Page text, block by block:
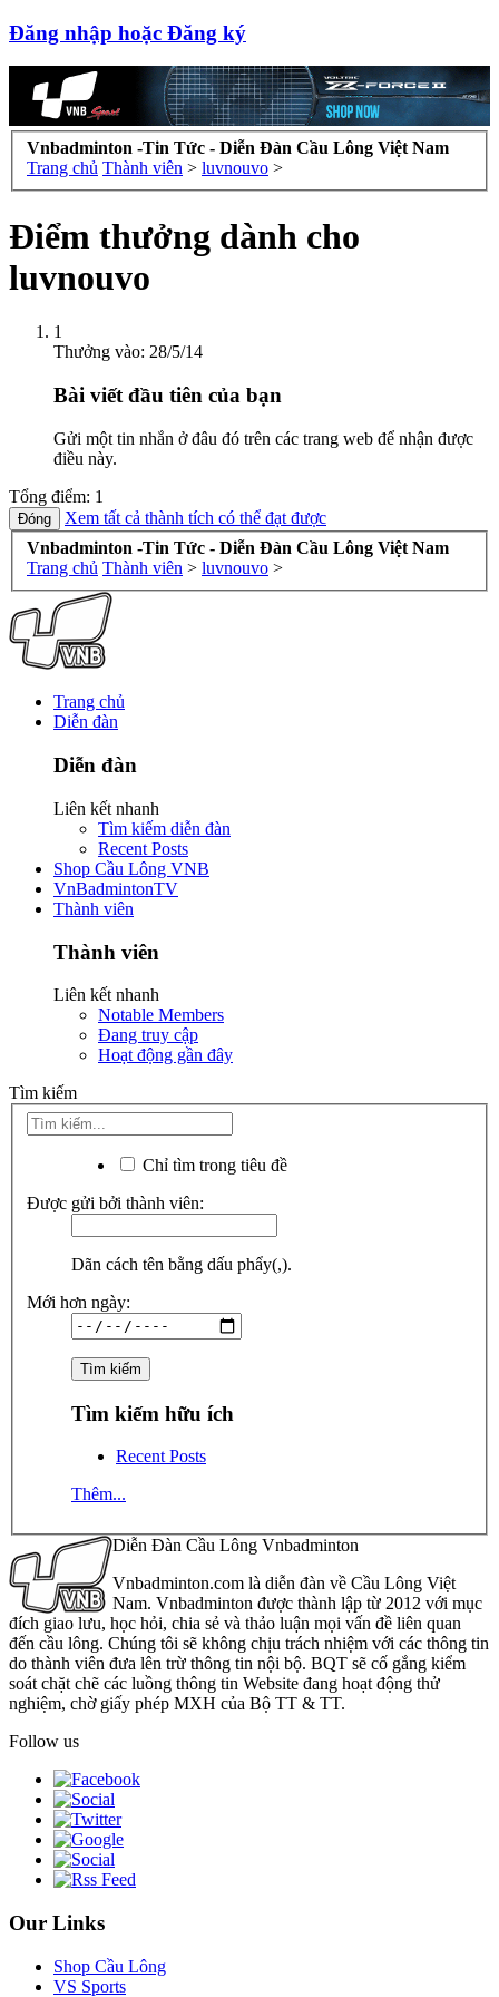
Đăng nhập hoặc Đăng ký
Vnbadminton -Tin Tức - Diễn Đàn Cầu Lông Việt Nam
Trang chủ Thành viên > luvnouvo >
Điểm thưởng dành cho
luvnouvo
1
Thưởng vào: 28/5/14
Bài viết đầu tiên của bạn
Gửi một tin nhắn ở đâu đó trên các trang web để nhận được
điều này.
Tổng điểm: 1
Xem tất cả thành tích có thể đạt được
Vnbadminton -Tin Tức - Diễn Đàn Cầu Lông Việt Nam
Trang chủ Thành viên > luvnouvo >
Trang chủ
Diễn đàn
Diễn đàn
Liên kết nhanh
Tìm kiếm diễn đàn
Recent Posts
Shop Cầu Lông VNB
VnBadmintonTV
Thành viên
Thành viên
Liên kết nhanh
Notable Members
Đang truy cập
Hoạt động gần đây
Tìm kiếm
Chỉ tìm trong tiêu đề
Được gửi bởi thành viên:
Dãn cách tên bằng dấu phẩy(,).
Mới hơn ngày:
Tìm kiếm hữu ích
Recent Posts
Thêm...
Diễn Đàn Cầu Lông Vnbadminton
Vnbadminton.com là diễn đàn về Cầu Lông Việt
Nam. Vnbadminton được thành lập từ 2012 với mục
đích giao lưu, học hỏi, chia sẻ và thảo luận mọi vấn đề liên quan
đến cầu lông. Chúng tôi sẽ không chịu trách nhiệm với các thông tin
do thành viên đưa lên trừ thông tin nội bộ. BQT sẽ cố gắng kiểm
soát chặt chẽ các luồng thông tin Website đang hoạt động thử
nghiệm, chờ giấy phép MXH của Bộ TT & TT.
Follow us
Our Links
Shop Cầu Lông
VS Sports